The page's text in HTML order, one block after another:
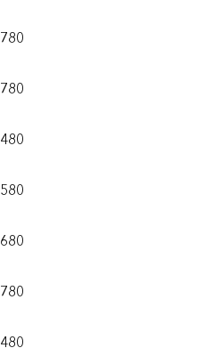
780
780
480
580
680
780
480